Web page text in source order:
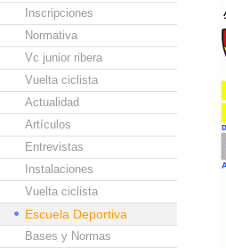
Inscripciones
Normativa
Vc junior ribera
Vuelta ciclista
Actualidad
Artículos
Entrevistas
Instalaciones
Vuelta ciclista
Escuela Deportiva
Bases y Normas